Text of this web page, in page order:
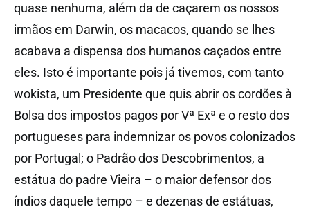
quase nenhuma, além da de caçarem os nossos
irmãos em Darwin, os macacos, quando se lhes
acabava a dispensa dos humanos caçados entre
eles. Isto é importante pois já tivemos, com tanto
wokista, um Presidente que quis abrir os cordões à
Bolsa dos impostos pagos por Vª Exª e o resto dos
portugueses para indemnizar os povos colonizados
por Portugal; o Padrão dos Descobrimentos, a
estátua do padre Vieira – o maior defensor dos
índios daquele tempo – e dezenas de estátuas,